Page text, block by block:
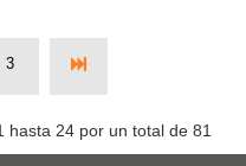
3
hasta 24 por un total de 81